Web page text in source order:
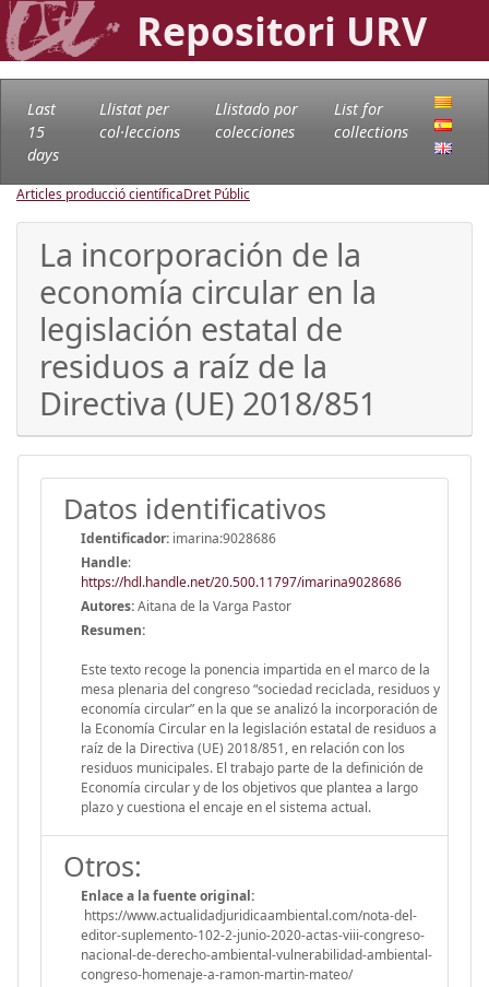
Repositori URV
Last
15
days
Llistat per
col·leccions
Llistado por
colecciones
List for
collections
Articles producció científicaDret Públic
La incorporación de la
economía circular en la
legislación estatal de
residuos a raíz de la
Directiva (UE) 2018/851
Datos identificativos
Identificador: imarina:9028686
Handle:
https://hdl.handle.net/20.500.11797/imarina9028686
Autores:Aitana de la Varga Pastor
Resumen:
Este texto recoge la ponencia impartida en el marco de la
mesa plenaria del congreso “sociedad reciclada, residuos y
economía circular” en la que se analizó la incorporación de
la Economía Circular en la legislación estatal de residuos a
raíz de la Directiva (UE) 2018/851, en relación con los
residuos municipales. El trabajo parte de la definición de
Economía circular y de los objetivos que plantea a largo
plazo y cuestiona el encaje en el sistema actual.
Otros:
Enlace a la fuente original:
https://www.actualidadjuridicaambiental.com/nota-del-
editor-suplemento-102-2-junio-2020-actas-viii-congreso-
nacional-de-derecho-ambiental-vulnerabilidad-ambiental-
congreso-homenaje-a-ramon-martin-mateo/